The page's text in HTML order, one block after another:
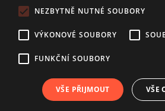
Zásady používání souborů cookies
Autoři
Nastavení cookies
NEZBYTNĚ NUTNÉ SOUBORY
VÝKONOVÉ SOUBORY
FUNKČNÍ SOUBORY
VŠE PŘIJMOUT VŠE